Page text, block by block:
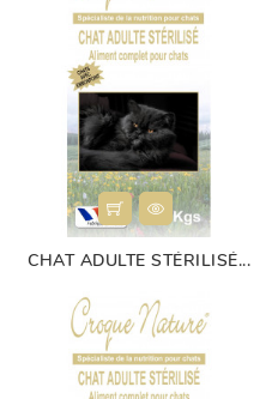
CHAT ADULTE STÉRILISÉ...